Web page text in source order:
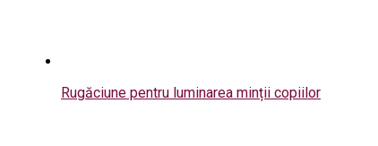
Rugăciune pentru luminarea minții copiilor